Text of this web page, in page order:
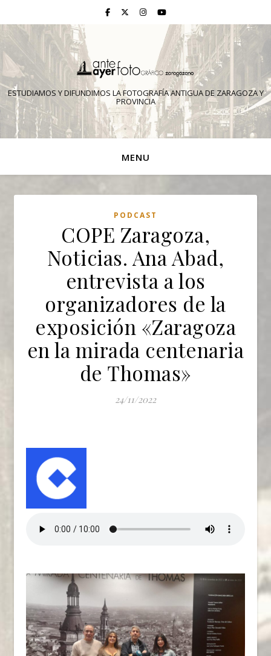
ESTUDIAMOS Y DIFUNDIMOS LA FOTOGRAFÍA ANTIGUA DE ZARAGOZA Y
PROVINCIA
MENU
PODCAST
COPE Zaragoza,
Noticias. Ana Abad,
entrevista a los
organizadores de la
exposición «Zaragoza
en la mirada centenaria
de Thomas»
24/11/2022